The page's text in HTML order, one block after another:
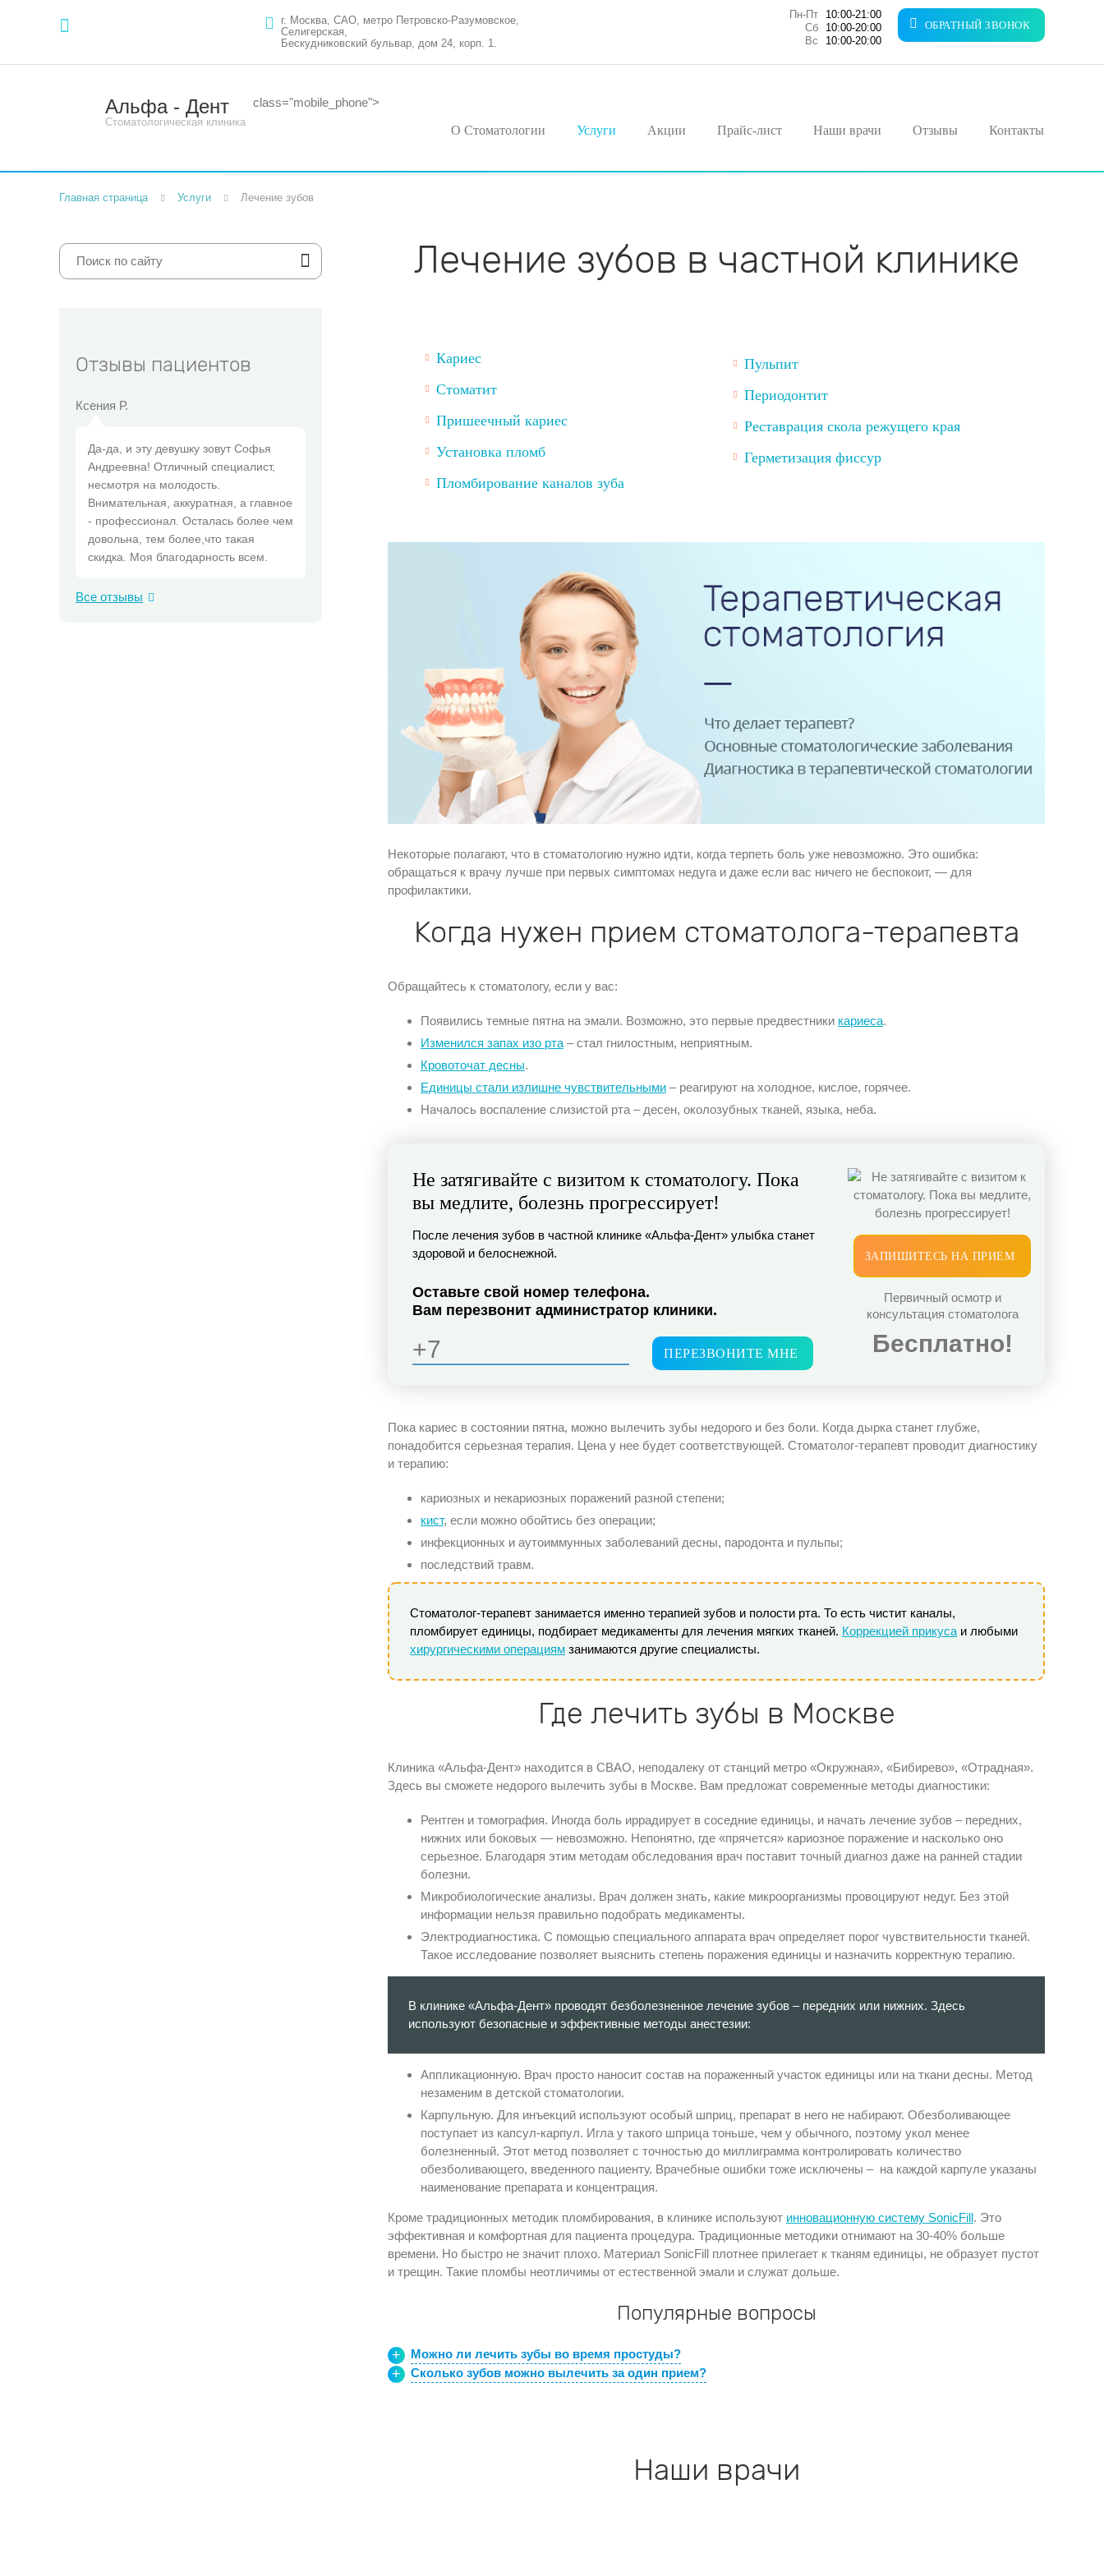
г. Москва, САО, метро Петровско-Разумовское,
Селигерская,
Бескудниковский бульвар, дом 24, корп. 1.
ОБРАТНЫЙ ЗВОНОК
Пн-Пт
10:00-21:00
Сб
10:00-20:00
Вс
10:00-20:00
Альфа - Дент
Стоматологическая клиника
class="mobile_phone">
О Стоматологии
Услуги Акции Прайс-лист Наши врачи Отзывы Контакты
Главная страница Услуги Лечение зубов
Отзывы пациентов
Ксения Р.
Да-да, и эту девушку зовут Софья
Андреевна! Отличный специалист,
несмотря на молодость.
Внимательная, аккуратная, а главное
- профессионал. Осталась более чем
довольна, тем более,что такая
скидка. Моя благодарность всем.
Все отзывы
Лечение зубов в частной клинике
Кариес
Стоматит
Пришеечный кариес
Установка пломб
Пломбирование каналов зуба
Пульпит
Периодонтит
Реставрация скола режущего края
Герметизация фиссур
Некоторые полагают, что в стоматологию нужно идти, когда терпеть боль уже невозможно. Это ошибка:
обращаться к врачу лучше при первых симптомах недуга и даже если вас ничего не беспокоит, — для
профилактики.
Когда нужен прием стоматолога-терапевта
Обращайтесь к стоматологу, если у вас:
Появились темные пятна на эмали. Возможно, это первые предвестники кариеса.
Изменился запах изо рта – стал гнилостным, неприятным.
Кровоточат десны.
Единицы стали излишне чувствительными – реагируют на холодное, кислое, горячее.
Началось воспаление слизистой рта – десен, околозубных тканей, языка, неба.
Не затягивайте с визитом к стоматологу. Пока
вы медлите, болезнь прогрессирует!
После лечения зубов в частной клинике «Альфа-Дент» улыбка станет
здоровой и белоснежной.
Оставьте свой номер телефона.
Вам перезвонит администратор клиники.
ПЕРЕЗВОНИТЕ МНЕ
ЗАПИШИТЕСЬ НА ПРИЕМ
Первичный осмотр и
консультация стоматолога
Бесплатно!
Пока кариес в состоянии пятна, можно вылечить зубы недорого и без боли. Когда дырка станет глубже,
понадобится серьезная терапия. Цена у нее будет соответствующей. Стоматолог-терапевт проводит диагностику
и терапию:
кариозных и некариозных поражений разной степени;
кист, если можно обойтись без операции;
инфекционных и аутоиммунных заболеваний десны, пародонта и пульпы;
последствий травм.
Стоматолог-терапевт занимается именно терапией зубов и полости рта. То есть чистит каналы,
пломбирует единицы, подбирает медикаменты для лечения мягких тканей. Коррекцией прикуса и любыми
хирургическими операциям занимаются другие специалисты.
Где лечить зубы в Москве
Клиника «Альфа-Дент» находится в СВАО, неподалеку от станций метро «Окружная», «Бибирево», «Отрадная».
Здесь вы сможете недорого вылечить зубы в Москве. Вам предложат современные методы диагностики:
Рентген и томография. Иногда боль иррадирует в соседние единицы, и начать лечение зубов – передних,
нижних или боковых — невозможно. Непонятно, где «прячется» кариозное поражение и насколько оно
серьезное. Благодаря этим методам обследования врач поставит точный диагноз даже на ранней стадии
болезни.
Микробиологические анализы. Врач должен знать, какие микроорганизмы провоцируют недуг. Без этой
информации нельзя правильно подобрать медикаменты.
Электродиагностика. С помощью специального аппарата врач определяет порог чувствительности тканей.
Такое исследование позволяет выяснить степень поражения единицы и назначить корректную терапию.
В клинике «Альфа-Дент» проводят безболезненное лечение зубов – передних или нижних. Здесь
используют безопасные и эффективные методы анестезии:
Аппликационную. Врач просто наносит состав на пораженный участок единицы или на ткани десны. Метод
незаменим в детской стоматологии.
Карпульную. Для инъекций используют особый шприц, препарат в него не набирают. Обезболивающее
поступает из капсул-карпул. Игла у такого шприца тоньше, чем у обычного, поэтому укол менее
болезненный. Этот метод позволяет с точностью до миллиграмма контролировать количество
обезболивающего, введенного пациенту. Врачебные ошибки тоже исключены – на каждой карпуле указаны
наименование препарата и концентрация.
Кроме традиционных методик пломбирования, в клинике используют инновационную систему SonicFill. Это
эффективная и комфортная для пациента процедура. Традиционные методики отнимают на 30-40% больше
времени. Но быстро не значит плохо. Материал SonicFill плотнее прилегает к тканям единицы, не образует пустот
и трещин. Такие пломбы неотличимы от естественной эмали и служат дольше.
Популярные вопросы
Можно ли лечить зубы во время простуды?
Сколько зубов можно вылечить за один прием?
Наши врачи